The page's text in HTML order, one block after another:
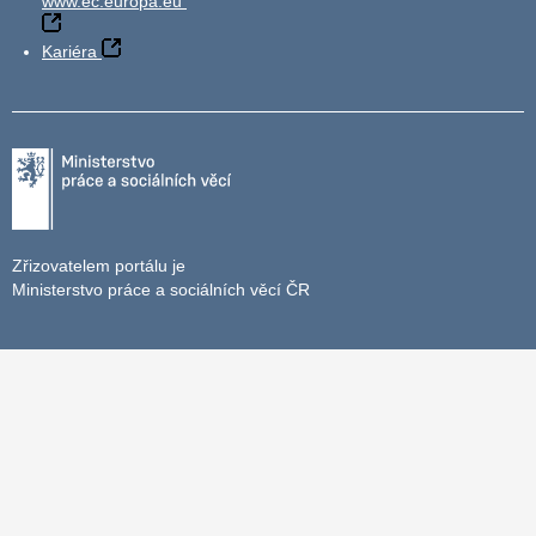
Kariéra
Zřizovatelem portálu je
Ministerstvo práce a sociálních věcí ČR